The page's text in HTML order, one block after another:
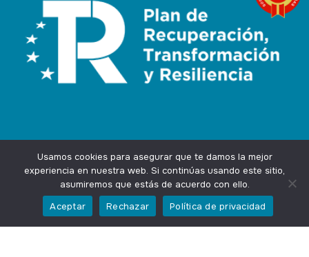
Design byAgencia Marketing OnlineIngenium.Marketing
Privacidad
Usamos cookies para asegurar que te damos la mejor
experiencia en nuestra web. Si continúas usando este sitio,
asumiremos que estás de acuerdo con ello.
Aceptar
Rechazar Política de privacidad